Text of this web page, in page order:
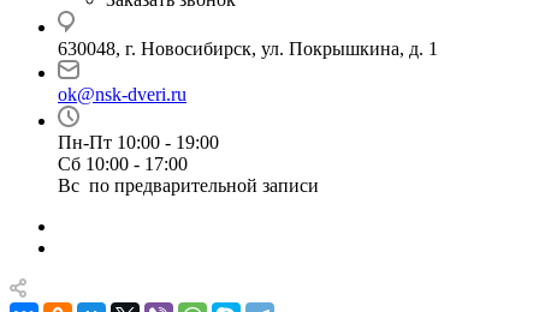
630048, г. Новосибирск, ул. Покрышкина, д. 1
ok@nsk-dveri.ru
Пн-Пт 10:00 - 19:00
Сб 10:00 - 17:00
Вс по предварительной записи